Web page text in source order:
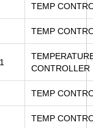
TEMP
TEMP
CONTROLLER
TEMP
TEMP